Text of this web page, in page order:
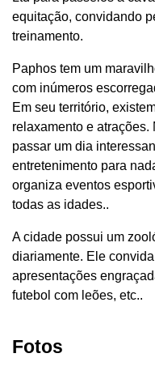
equitação, convidando
treinamento.
Paphos tem um
com inúmeros
Em seu território,
relaxamento e
passar um dia
entretenimento para
organiza eventos
todas as idades..
A cidade possui um
diariamente. Ele
apresentações
futebol com leões, etc..
Fotos